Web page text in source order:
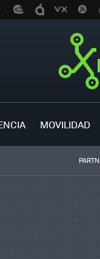
MOVILIDAD